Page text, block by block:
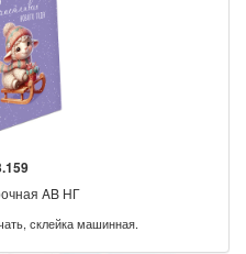
AB НГ
склейка машинная.